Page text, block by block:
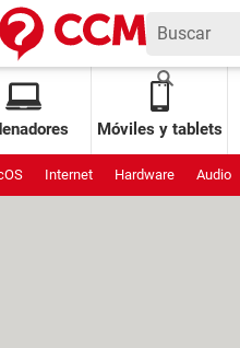
Móviles y tablets
Internet Hardware Audio